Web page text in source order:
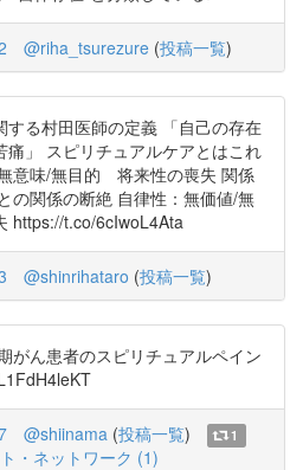
@riha_tsurezure (投稿一覧)
する村田医師の定義 「自己の存在
痛」 スピリチュアルケアとはこれ
意味/無目的 将来性の喪失 関係
係の断絶 自律性：無価値/無
https://t.co/6cIwoL4Ata
@shinrihataro (投稿一覧)
がん患者のスピリチュアルペイン
@shiinama (投稿一覧)
1
・ネットワーク (1)